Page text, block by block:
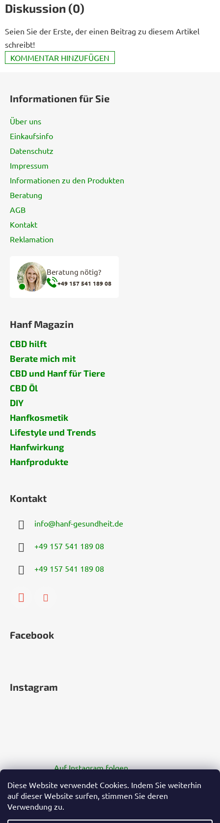
Diese Website verwendet Cookies. Indem Sie weiterhin
auf dieser Website surfen, stimmen Sie deren
Verwendung zu.
Diskussion (0)
Seien Sie der Erste, der einen Beitrag zu diesem Artikel
schreibt!
KOMMENTAR HINZUFÜGEN
Informationen für Sie
Über uns
Einkaufsinfo
Datenschutz
Impressum
Informationen zu den Produkten
Beratung
AGB
Kontakt
Reklamation
Beratung nötig?
+49 157 541 189 08
Hanf Magazin
CBD hilft
Berate mich mit
CBD und Hanf für Tiere
CBD Öl
DIY
Hanfkosmetik
Lifestyle und Trends
Hanfwirkung
Hanfprodukte
Kontakt
info@hanf-gesundheit.de
+49 157 541 189 08
+49 157 541 189 08
Facebook
Instagram
Auf Instagram folgen